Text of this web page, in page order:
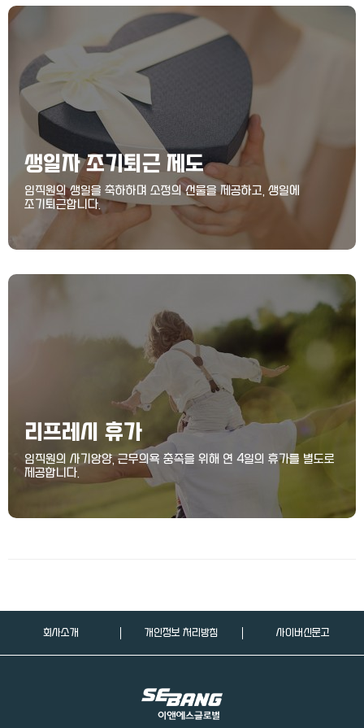
생일자 조기퇴근 제도
임직원의 생일을 축하하며 소정의 선물을 제공하고, 생일에
조기퇴근합니다.
리프레시 휴가
임직원의 사기앙양, 근무의욕 충족을 위해 연 4일의 휴가를 별도로
제공합니다.
회사소개 개인정보 처리방침 사이버신문고